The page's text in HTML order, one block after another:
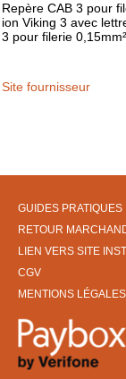
Repère CAB 3 pour
ion Viking 3 avec
3 pour filerie
Site fournisseur
GUIDES PRATIQUES
RETOUR
LIEN VERS SITE
CGV
MENTIONS LÉGALES